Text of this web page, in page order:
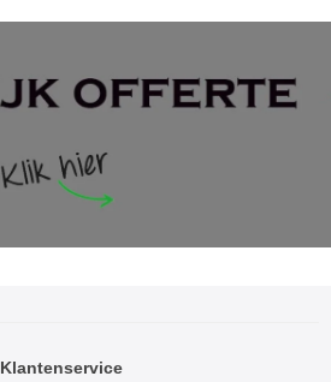
Klantenservice